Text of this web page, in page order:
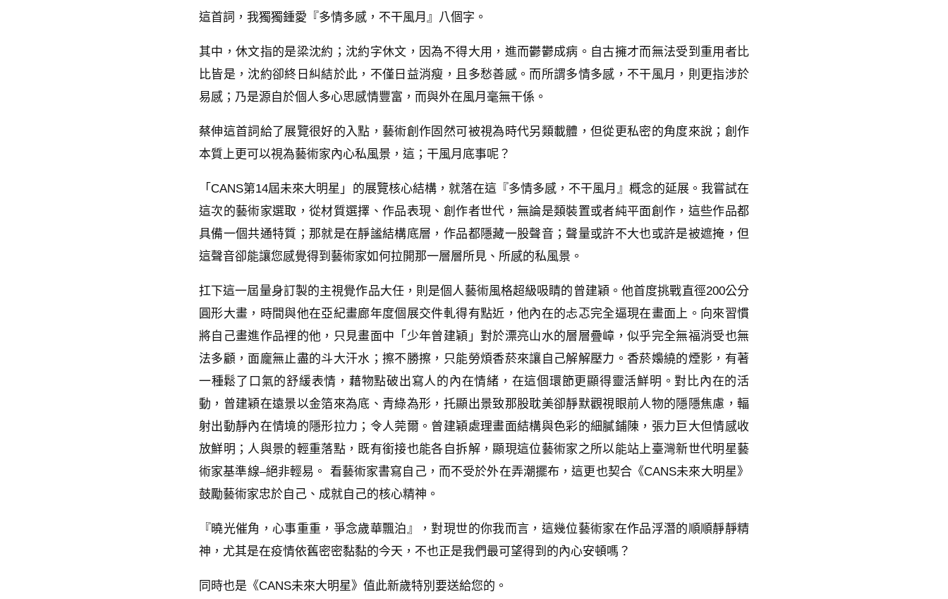
這首詞，我獨獨鍾愛『多情多感，不干風月』八個字。
其中，休文指的是梁沈約；沈約字休文，因為不得大用，進而鬱鬱成病。自古擁才而無法受到重用者比
比皆是，沈約卻終日糾結於此，不僅日益消瘦，且多愁善感。而所謂多情多感，不干風月，則更指涉於
易感；乃是源自於個人多心思感情豐富，而與外在風月毫無干係。
蔡伸這首詞給了展覽很好的入點，藝術創作固然可被視為時代另類載體，但從更私密的角度來說；創作
本質上更可以視為藝術家內心私風景，這；干風月底事呢？
「CANS第14屆未來大明星」的展覽核心結構，就落在這『多情多感，不干風月』概念的延展。我嘗試在
這次的藝術家選取，從材質選擇、作品表現、創作者世代，無論是類裝置或者純平面創作，這些作品都
具備一個共通特質；那就是在靜謐結構底層，作品都隱藏一股聲音；聲量或許不大也或許是被遮掩，但
這聲音卻能讓您感覺得到藝術家如何拉開那一層層所見、所感的私風景。
扛下這一屆量身訂製的主視覺作品大任，則是個人藝術風格超級吸睛的曾建穎。他首度挑戰直徑200公分
圓形大畫，時間與他在亞紀畫廊年度個展交件軋得有點近，他內在的忐忑完全逼現在畫面上。向來習慣
將自己畫進作品裡的他，只見畫面中「少年曾建穎」對於漂亮山水的層層疊嶂，似乎完全無福消受也無
法多顧，面龐無止盡的斗大汗水；擦不勝擦，只能勞煩香菸來讓自己解解壓力。香菸嬝繞的煙影，有著
一種鬆了口氣的舒緩表情，藉物點破出寫人的內在情緒，在這個環節更顯得靈活鮮明。對比內在的活
動，曾建穎在遠景以金箔來為底、青綠為形，托顯出景致那股耽美卻靜默觀視眼前人物的隱隱焦慮，輻
射出動靜內在情境的隱形拉力；令人莞爾。曾建穎處理畫面結構與色彩的細膩鋪陳，張力巨大但情感收
放鮮明；人與景的輕重落點，既有銜接也能各自拆解，顯現這位藝術家之所以能站上臺灣新世代明星藝
術家基準線–絕非輕易。 看藝術家書寫自己，而不受於外在弄潮擺布，這更也契合《CANS未來大明星》
鼓勵藝術家忠於自己、成就自己的核心精神。
『曉光催角，心事重重，爭念歲華飄泊』，對現世的你我而言，這幾位藝術家在作品浮潛的順順靜靜精
神，尤其是在疫情依舊密密黏黏的今天，不也正是我們最可望得到的內心安頓嗎？
同時也是《CANS未來大明星》值此新歲特別要送給您的。